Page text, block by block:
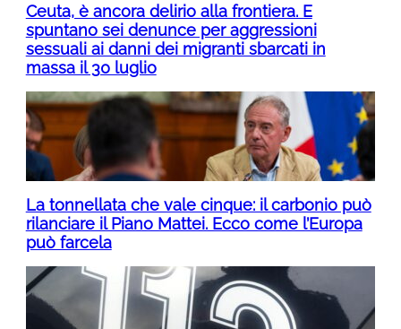
Ceuta, è ancora delirio alla frontiera. E
spuntano sei denunce per aggressioni
sessuali ai danni dei migranti sbarcati in
massa il 30 luglio
La tonnellata che vale cinque: il carbonio può
rilanciare il Piano Mattei. Ecco come l’Europa
può farcela